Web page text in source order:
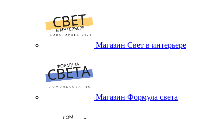
Магазин Свет в интерьере
Магазин Формула света